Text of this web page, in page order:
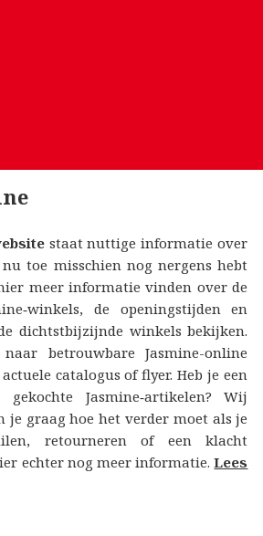
staat nuttige informatie over
toe misschien nog nergens hebt
meer informatie vinden over de
de openingstijden en
dichtstbijzijnde winkels bekijken.
betrouwbare Jasmine-online
catalogus of flyer. Heb je een
Jasmine‑artikelen? Wij
je graag hoe het verder moet als je
retourneren of een klacht
echter nog meer informatie.Lees